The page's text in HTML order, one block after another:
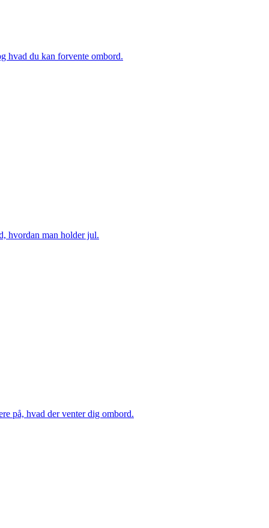
hvad du kan forvente ombord.
hvordan man holder jul.
på, hvad der venter dig ombord.